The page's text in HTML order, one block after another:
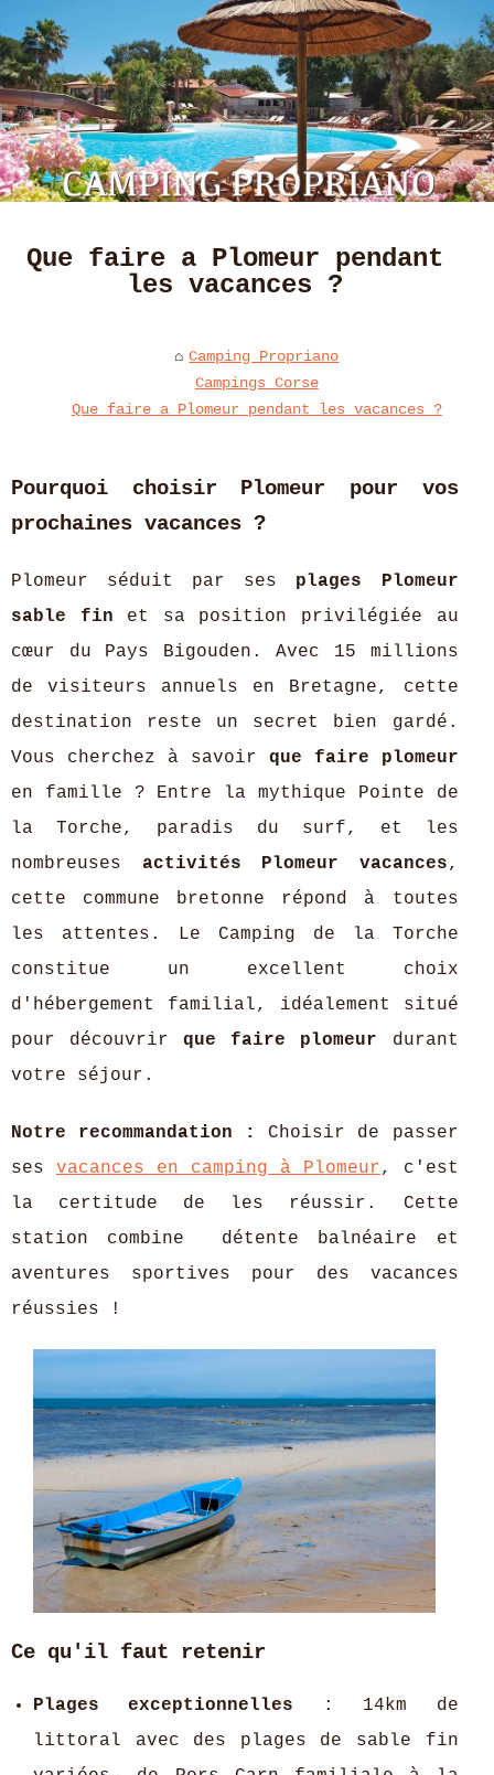
Que faire a Plomeur pendant
les vacances ?
Camping Propriano
Campings Corse
Que faire a Plomeur pendant les vacances ?
Pourquoi choisir Plomeur pour vos
prochaines vacances ?
Plomeur séduit par ses plages Plomeur
sable fin et sa position privilégiée au
cœur du Pays Bigouden. Avec 15 millions
de visiteurs annuels en Bretagne, cette
destination reste un secret bien gardé.
Vous cherchez à savoir que faire plomeur
en famille ? Entre la mythique Pointe de
la Torche, paradis du surf, et les
nombreuses activités Plomeur vacances,
cette commune bretonne répond à toutes
les attentes. Le Camping de la Torche
constitue un excellent choix
d'hébergement familial, idéalement situé
pour découvrirque faire plomeur durant
votre séjour.
Notre recommandation :
Choisir de passer
ses vacances en camping à Plomeur, c'est
la certitude de les réussir. Cette
station combine
détente balnéaire et
aventures sportives pour des vacances
réussies !
Ce qu'il faut retenir
Plages exceptionnelles : 14km de
littoral avec des plages de sable fin